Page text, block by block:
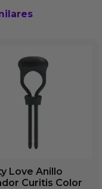
Love Anillo
Curitis Color